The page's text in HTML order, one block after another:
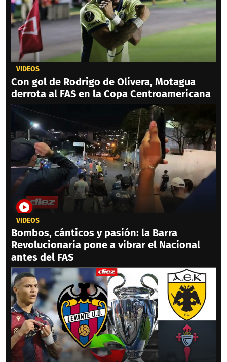
VIDEOS
Con gol de Rodrigo de Olivera, Motagua
derrota al FAS en la Copa Centroamericana
VIDEOS
Bombos, cánticos y pasión: la Barra
Revolucionaria pone a vibrar el Nacional
antes del FAS